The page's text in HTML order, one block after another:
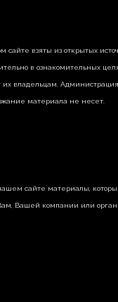
сайте взяты из открытых
в ознакомительных
владельцам. Администрация
материала не несет.
сайте материалы,
Вашей компании или